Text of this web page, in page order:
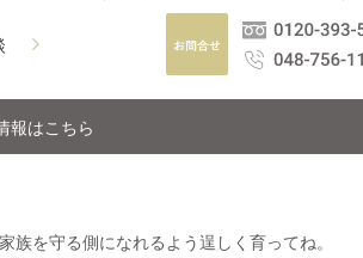
報はこちら
族を守る側になれるよう逞しく育ってね。